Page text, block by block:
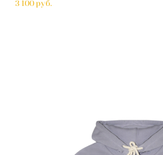
3 100 pуб.